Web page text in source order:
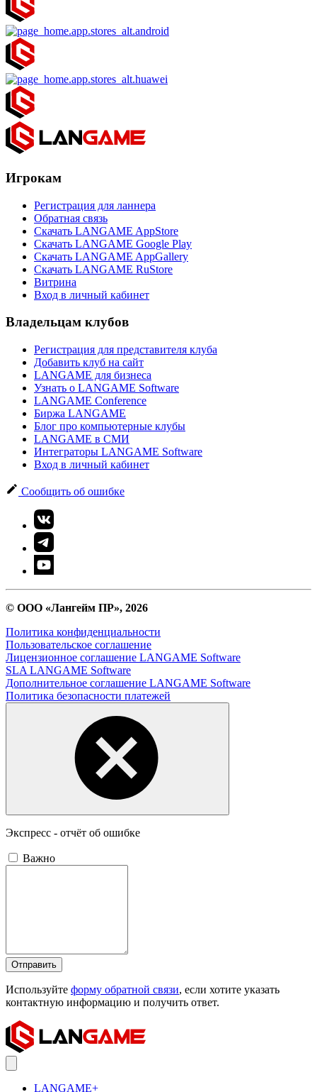
Игрокам
Регистрация для ланнера
Обратная связь
Скачать LANGAME AppStore
Скачать LANGAME Google Play
Скачать LANGAME AppGallery
Скачать LANGAME RuStore
Витрина
Вход в личный кабинет
Владельцам клубов
Регистрация для представителя клуба
Добавить клуб на сайт
LANGAME для бизнеса
Узнать о LANGAME Software
LANGAME Conference
Биржа LANGAME
Блог про компьютерные клубы
LANGAME в СМИ
Интеграторы LANGAME Software
Вход в личный кабинет
Сообщить об ошибке
© ООО «Лангейм ПР», 2026
Политика конфиденциальности
Пользовательское соглашение
Лицензионное соглашение LANGAME Software
SLA LANGAME Software
Дополнительное соглашение LANGAME Software
Политика безопасности платежей
Экспресс - отчёт об ошибке
Важно
Отправить
Используйте форму обратной связи, если хотите указать
контактную информацию и получить ответ.
LANGAME+